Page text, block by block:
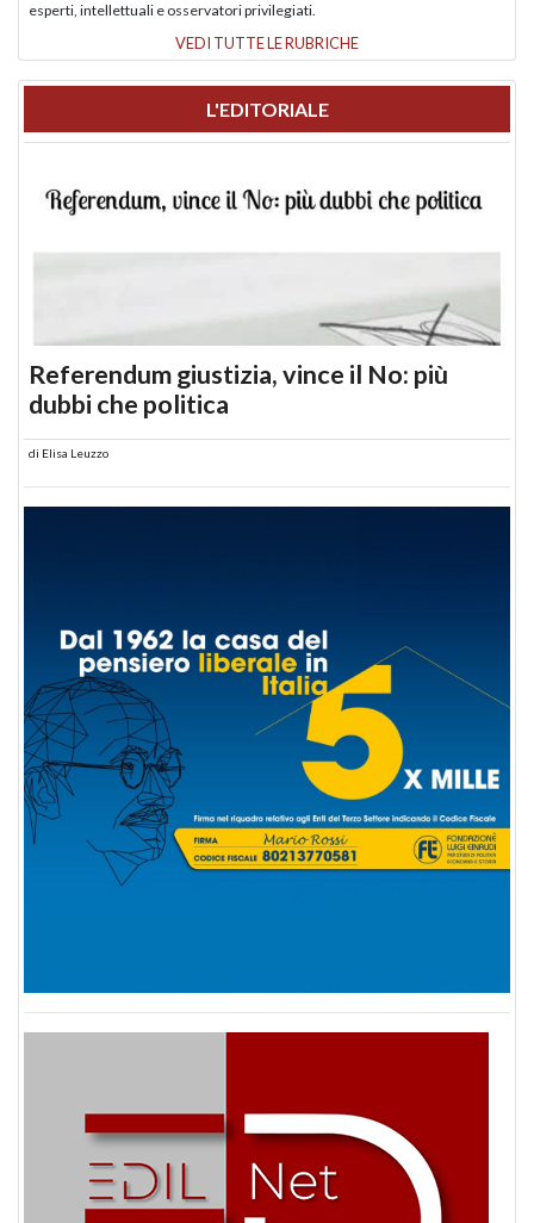
esperti, intellettuali e osservatori privilegiati.
VEDI TUTTE LE RUBRICHE
L'EDITORIALE
Referendum giustizia, vince il No: più
dubbi che politica
di Elisa Leuzzo